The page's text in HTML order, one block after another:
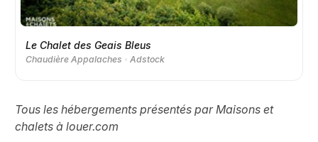
Le Chalet des Geais Bleus
Chaudière Appalaches Adstock
Tous les hébergements présentés par Maisons et
chalets à louer.com